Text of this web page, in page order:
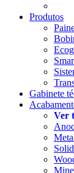
Produtos
Gabinete
Ver
Solid